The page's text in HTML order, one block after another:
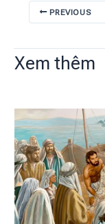
PREVIOUS
Xem thêm